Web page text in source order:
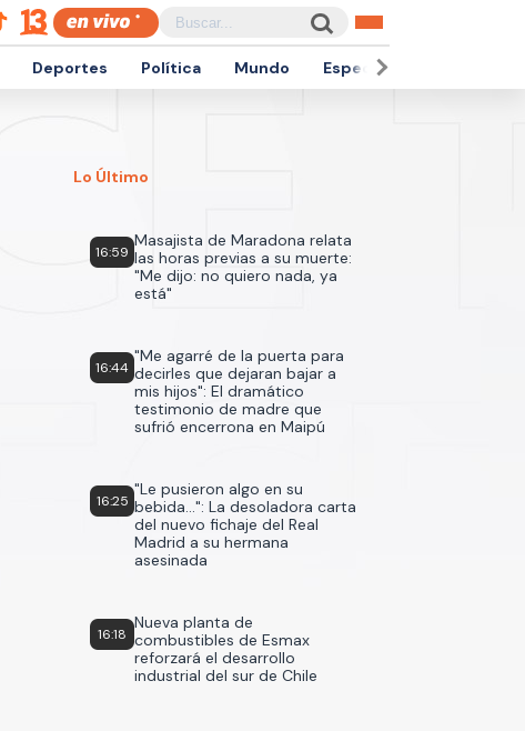
Deportes Política Mundo Espectáculos
Lo Último
16:59
Masajista de Maradona relata
las horas previas a su muerte:
"Me dijo: no quiero nada, ya
está"
16:44
"Me agarré de la puerta para
decirles que dejaran bajar a
mis hijos": El dramático
testimonio de madre que
sufrió encerrona en Maipú
16:25
"Le pusieron algo en su
bebida...": La desoladora carta
del nuevo fichaje del Real
Madrid a su hermana
asesinada
16:18
Nueva planta de
combustibles de Esmax
reforzará el desarrollo
industrial del sur de Chile